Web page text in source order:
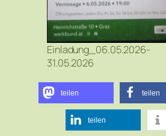
Einladung_06.05.2026-
31.05.2026
teilen teilen
teilen